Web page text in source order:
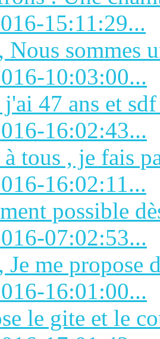
15:11:29...
Nous sommes
10:03:00...
47 ans et
16:02:43...
tous , je fais
16:02:11...
possible
07:02:53...
me propose
16:01:00...
le gite et le